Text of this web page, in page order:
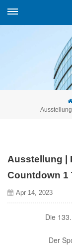
Ausstellung |
Countdown 1
Apr 14, 2023
Die
Der